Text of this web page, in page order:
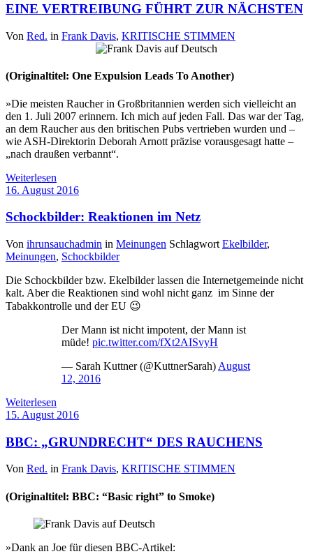
EINE VERTREIBUNG FÜHRT ZUR NÄCHSTEN
Von Red. in Frank Davis, KRITISCHE STIMMEN
(Originaltitel: One Expulsion Leads To Another)
»Die meisten Raucher in Großbritannien werden sich vielleicht an
den 1. Juli 2007 erinnern. Ich mich auf jeden Fall. Das war der Tag,
an dem Raucher aus den britischen Pubs vertrieben wurden und –
wie ASH-Direktorin Deborah Arnott präzise vorausgesagt hatte –
„nach draußen verbannt“.
Weiterlesen
16. August 2016
Schockbilder: Reaktionen im Netz
Von ihrunsauchadmin in Meinungen Schlagwort Ekelbilder,
Meinungen, Schockbilder
Die Schockbilder bzw. Ekelbilder lassen die Internetgemeinde nicht
kalt. Aber die Reaktionen sind wohl nicht ganz im Sinne der
Tabakkontrolle und der EU 😉
Der Mann ist nicht impotent, der Mann ist
müde! pic.twitter.com/fXt2AISvyH
— Sarah Kuttner (@KuttnerSarah) August
12, 2016
Weiterlesen
15. August 2016
BBC: „GRUNDRECHT“ DES RAUCHENS
Von Red. in Frank Davis, KRITISCHE STIMMEN
(Originaltitel: BBC: “Basic right” to Smoke)
»Dank an Joe für diesen BBC-Artikel: